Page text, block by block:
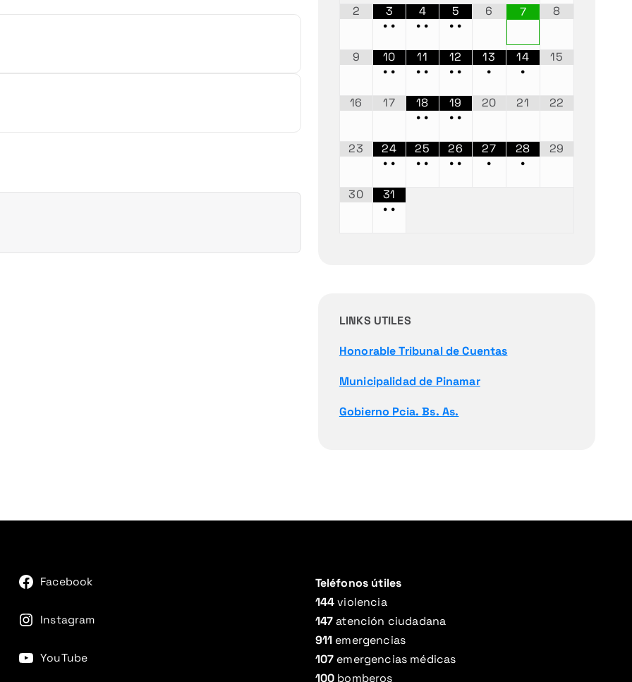
2
3
• •
4
• •
5
• •
6 7 8
9
10
• •
11
• •
12
• •
13
•
14
•
15
16 17
18
• •
19
• •
20 21 22
23
24
• •
25
• •
26
• •
27
•
28
•
29
30
31
• •
LINKS UTILES
Honorable Tribunal de Cuentas
Municipalidad de Pinamar
Gobierno Pcia. Bs. As.
Facebook
Instagram
YouTube
Teléfonos útiles
144violencia
147atención ciudadana
911 emergencias
107 emergencias médicas
100 bomberos